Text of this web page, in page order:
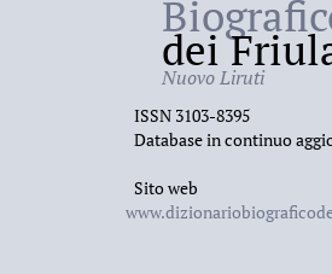
dei
Nuovo Liruti
ISSN 3103-8395
Database in continuo
Sito web